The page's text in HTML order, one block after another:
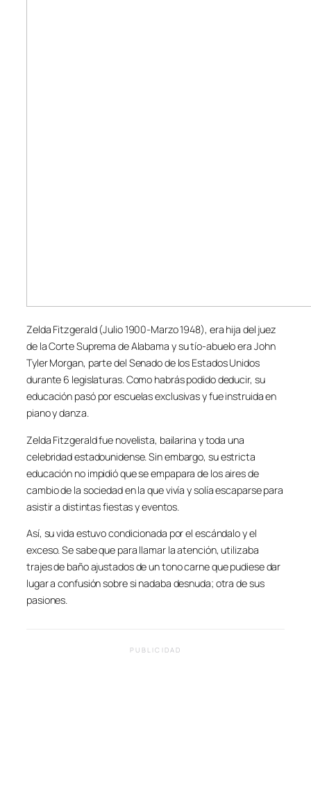
Zelda Fitzgerald (Julio 1900-Marzo 1948), era hija del juez
de la Corte Suprema de Alabama y su tío-abuelo era John
Tyler Morgan, parte del Senado de los Estados Unidos
durante 6 legislaturas. Como habrás podido deducir, su
educación pasó por escuelas exclusivas y fue instruida en
piano y danza.
Zelda Fitzgerald fue novelista, bailarina y toda una
celebridad estadounidense. Sin embargo, su estricta
educación no impidió que se empapara de los aires de
cambio de la sociedad en la que vivía y solía escaparse para
asistir a distintas fiestas y eventos.
Así, su vida estuvo condicionada por el escándalo y el
exceso. Se sabe que para llamar la atención, utilizaba
trajes de baño ajustados de un tono carne que pudiese dar
lugar a confusión sobre si nadaba desnuda; otra de sus
pasiones.
PUBLICIDAD